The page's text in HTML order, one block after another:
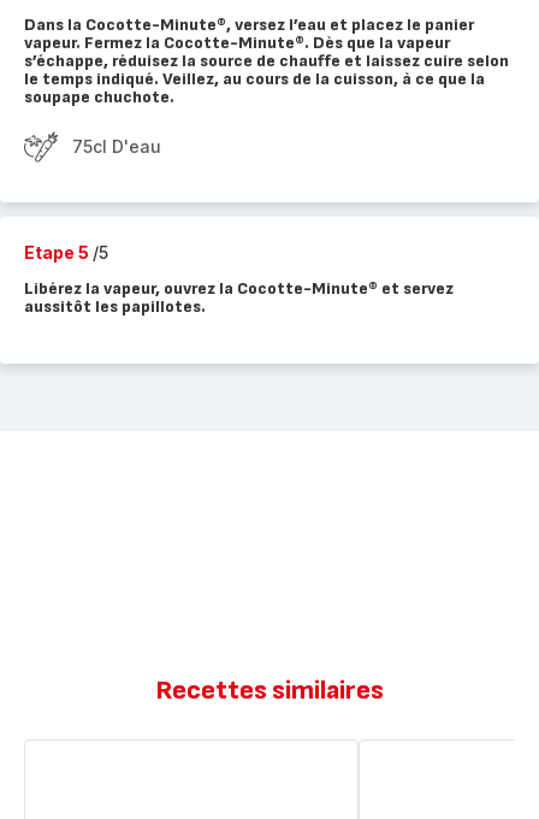
Dans la Cocotte-Minute®, versez l’eau et placez le panier
vapeur. Fermez la Cocotte-Minute®. Dès que la vapeur
s’échappe, réduisez la source de chauffe et laissez cuire selon
le temps indiqué. Veillez, au cours de la cuisson, à ce que la
soupape chuchote.
75cl D'eau
Etape 5 /5
Libérez la vapeur, ouvrez la Cocotte-Minute® et servez
aussitôt les papillotes.
Recettes similaires